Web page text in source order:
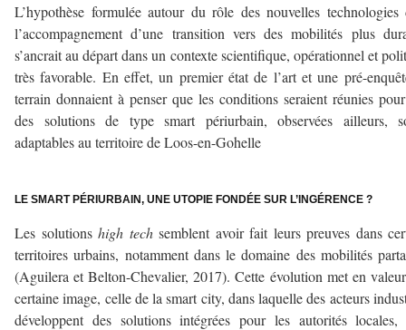
L’hypothèse formulée autour du rôle des nouvelles technologies
l’accompagnement d’une transition vers des mobilités plus
s’ancrait au départ dans un contexte scientifique, opérationnel et
très favorable. En effet, un premier état de l’art et une pré-
terrain donnaient à penser que les conditions seraient réunies
des solutions de type smart périurbain, observées ailleurs,
adaptables au territoire de Loos-en-Gohelle
LE SMART PÉRIURBAIN, UNE UTOPIE FONDÉE SUR L’INGÉRENCE ?
Les solutions high techsemblent avoir fait leurs preuves dans
territoires urbains, notamment dans le domaine des mobilités
(Aguilera et Belton-Chevalier, 2017). Cette évolution met en
certaine image, celle de la smart city, dans laquelle des acteurs
développent des solutions intégrées pour les autorités locales,